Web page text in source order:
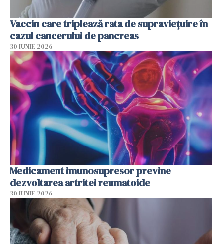
Vaccin care triplează rata de supraviețuire în
cazul cancerului de pancreas
30 IUNIE 2026
Medicament imunosupresor previne
dezvoltarea artritei reumatoide
30 IUNIE 2026